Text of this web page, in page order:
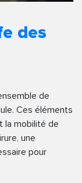
des
de
Ces éléments
la mobilité de
une
pour